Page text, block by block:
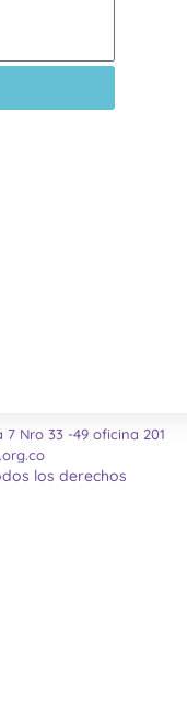
7 Nro 33 -49 oficina 201
los derechos